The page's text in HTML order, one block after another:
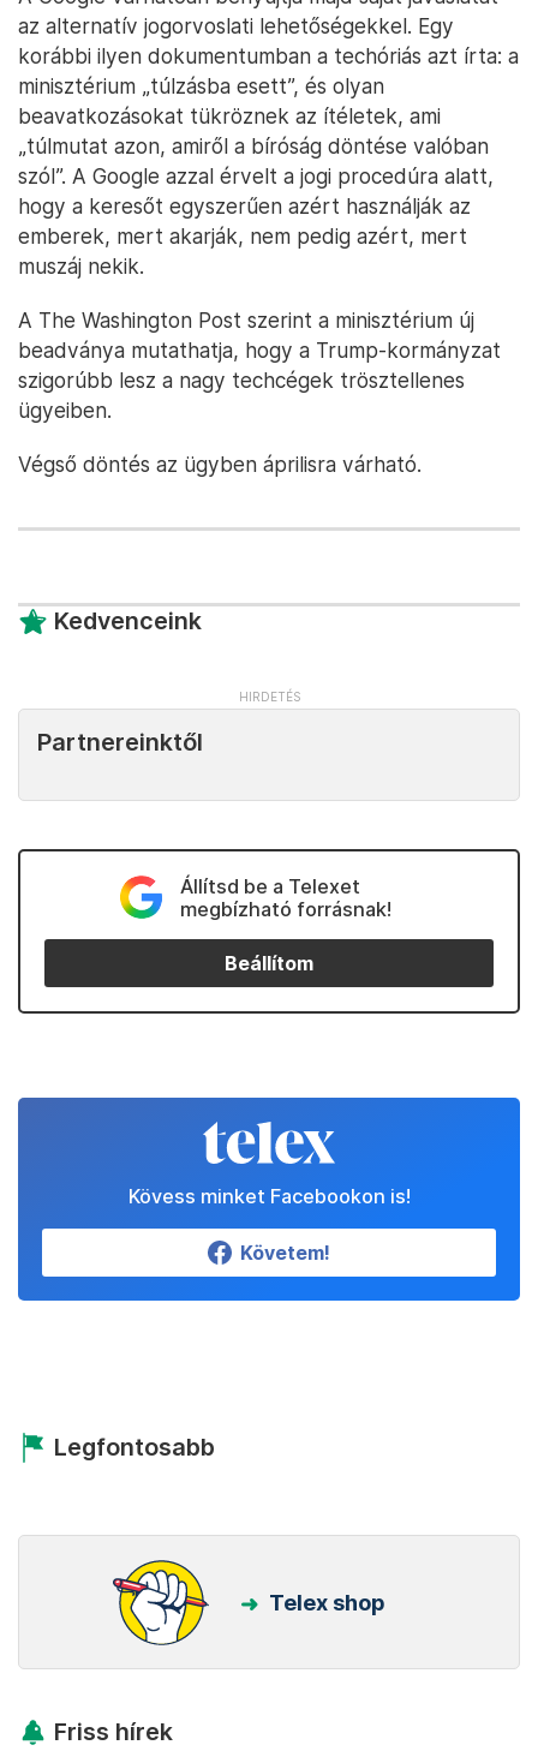
az alternatív jogorvoslati lehetőségekkel. Egy
korábbi ilyen dokumentumban a techóriás azt írta: a
minisztérium „túlzásba esett”, és olyan
beavatkozásokat tükröznek az ítéletek, ami
„túlmutat azon, amiről a bíróság döntése valóban
szól”. A Google azzal érvelt a jogi procedúra alatt,
hogy a keresőt egyszerűen azért használják az
emberek, mert akarják, nem pedig azért, mert
muszáj nekik.
A The Washington Post szerint a minisztérium új
beadványa mutathatja, hogy a Trump-kormányzat
szigorúbb lesz a nagy techcégek trösztellenes
ügyeiben.
Végső döntés az ügyben áprilisra várható.
Kedvenceink
Partnereinktől
Állítsd be a Telexet
megbízható forrásnak!
Beállítom
Kövess minket Facebookon is!
Követem!
Legfontosabb
Telex shop
Friss hírek